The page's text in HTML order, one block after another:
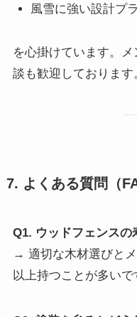
風雪に強い設計プ
を心掛けています。
談も歓迎しております
7. よくある質問（
Q1. ウッドフェンスの
→ 適切な木材選びと
以上持つことが多いで